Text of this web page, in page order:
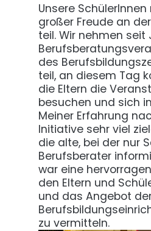
Unsere
großer Freude an
teil. Wir nehmen seit
des
teil, an diesem Tag
die Eltern die
besuchen und sich
Meiner Erfahrung
Initiative sehr viel
die alte, bei der nur
Berufsberater
war eine
den Eltern und
und das Angebot
zu vermitteln.